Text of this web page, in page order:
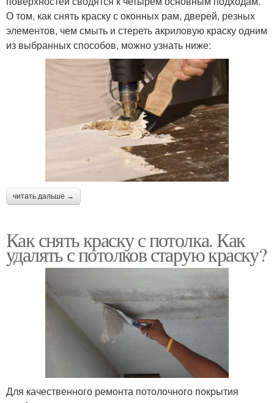
О том, как снять краску с оконных рам, дверей, резных
элементов, чем смыть и стереть акриловую краску одним
из выбранных способов, можно узнать ниже:
читать дальше →
Как снять краску с потолка. Как
удалять с потолков старую краску?
Для качественного ремонта потолочного покрытия